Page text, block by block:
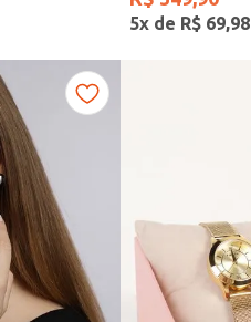
5x de R$ 69,98